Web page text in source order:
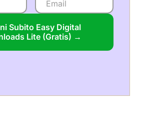
Subito Easy Digital
Lite (Gratis) →